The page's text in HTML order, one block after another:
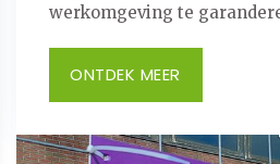
werkomgeving te
ONTDEK MEER